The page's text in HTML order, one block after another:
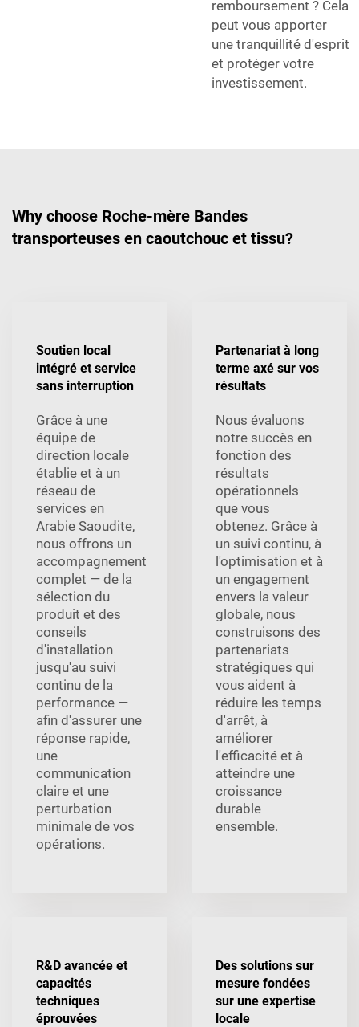
remboursement ? Cela
peut vous apporter
une tranquillité d'esprit
et protéger votre
investissement.
Why choose Roche-mère Bandes
transporteuses en caoutchouc et tissu?
Soutien local
intégré et service
sans interruption
Grâce à une
équipe de
direction locale
établie et à un
réseau de
services en
Arabie Saoudite,
nous offrons un
accompagnement
complet — de la
sélection du
produit et des
conseils
d'installation
jusqu'au suivi
continu de la
performance —
afin d'assurer une
réponse rapide,
une
communication
claire et une
perturbation
minimale de vos
opérations.
Partenariat à long
terme axé sur vos
résultats
Nous évaluons
notre succès en
fonction des
résultats
opérationnels
que vous
obtenez. Grâce à
un suivi continu, à
l'optimisation et à
un engagement
envers la valeur
globale, nous
construisons des
partenariats
stratégiques qui
vous aident à
réduire les temps
d'arrêt, à
améliorer
l'efficacité et à
atteindre une
croissance
durable
ensemble.
R&D avancée et
capacités
techniques
éprouvées
Des solutions sur
mesure fondées
sur une expertise
locale